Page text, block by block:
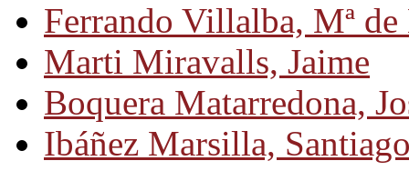
Ferrando Villalba, Mª de
Marti Miravalls, Jaime
Boquera Matarredona,
Ibáñez Marsilla,